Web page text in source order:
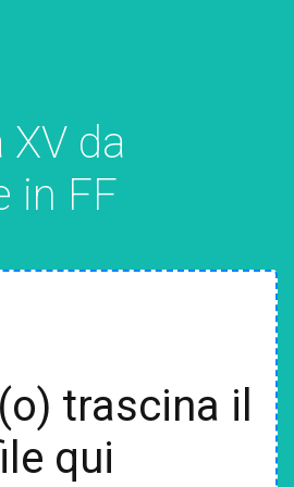
XV da
in FF
trascina il
qui